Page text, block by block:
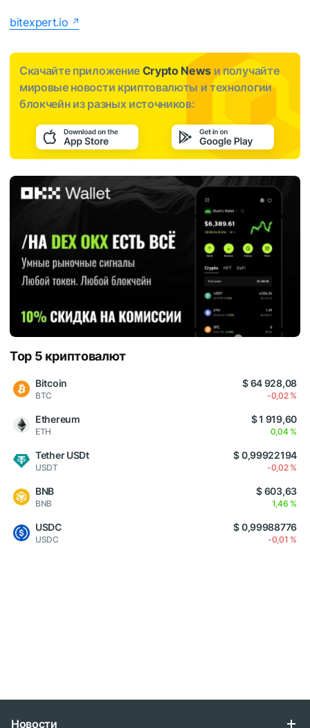
bitexpert.io
Скачайте приложение Crypto News и получайте
мировые новости криптовалюты и технологии
блокчейн из разных источников:
Top 5 криптовалют
Bitcoin
BTC
$ 64 928,08
-0,02 %
Ethereum
ETH
$ 1 919,60
0,04 %
Tether USDt
USDT
$ 0,99922194
-0,02 %
BNB
BNB
$ 603,63
1,46 %
USDC
USDC
$ 0,99988776
-0,01 %
Новости